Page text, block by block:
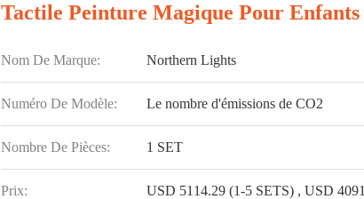
Tactile Peinture Magique Pour Enfants
Nom De Marque: Northern Lights
Numéro De Modèle: Le nombre d'émissions de CO2
Nombre De Pièces: 1 SET
Prix:
USD 5114.29 (1-5 SETS) , USD 4091.43 (＞5